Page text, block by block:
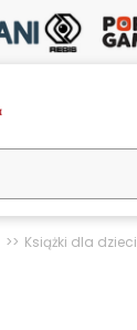
Książki dla dzieci